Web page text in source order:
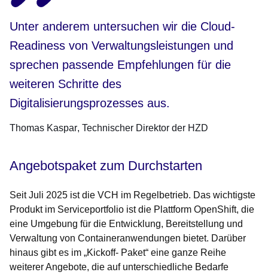
Unter anderem untersuchen wir die Cloud-
Readiness von Verwaltungsleistungen und
sprechen passende Empfehlungen für die
weiteren Schritte des
Digitalisierungsprozesses aus.
Thomas Kaspar Technischer Direktor der HZD
Angebotspaket zum Durchstarten
Seit Juli 2025 ist die VCH im Regelbetrieb. Das wichtigste
Produkt im Serviceportfolio ist die Plattform OpenShift, die
eine Umgebung für die Entwicklung, Bereitstellung und
Verwaltung von Containeranwendungen bietet. Darüber
hinaus gibt es im „Kickoff- Paket“ eine ganze Reihe
weiterer Angebote, die auf unterschiedliche Bedarfe